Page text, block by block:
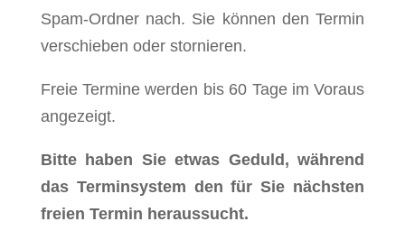
Spam-Ordner nach. Sie können den Termin
verschieben oder stornieren.
Freie Termine werden bis 60 Tage im Voraus
angezeigt.
Bitte haben Sie etwas Geduld, während
das Terminsystem den für Sie nächsten
freien Termin heraussucht.